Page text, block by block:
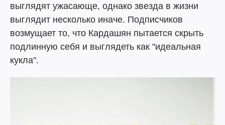
выглядят ужасающе, однако звезда в жизни
выглядит несколько иначе. Подписчиков
возмущает то, что Кардашян пытается скрыть
подлинную себя и выглядеть как "идеальная
кукла".